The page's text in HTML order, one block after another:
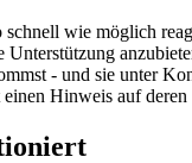
wie möglich
- und sie unter
Hinweis auf